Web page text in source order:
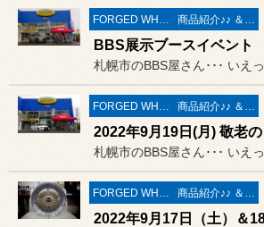
FORGED WHEELS 商品紹介♪♪ ＆ ”フィール”からのお知らせ。
札幌市のBBS屋さん･･･ いえっ
FORGED WHEELS 商品紹介♪♪ ＆ ”フィール”からのお知らせ。
札幌市のBBS屋さん･･･ いえっ
FORGED WHEELS 商品紹介♪♪ ＆ ”フィール”からのお知らせ。